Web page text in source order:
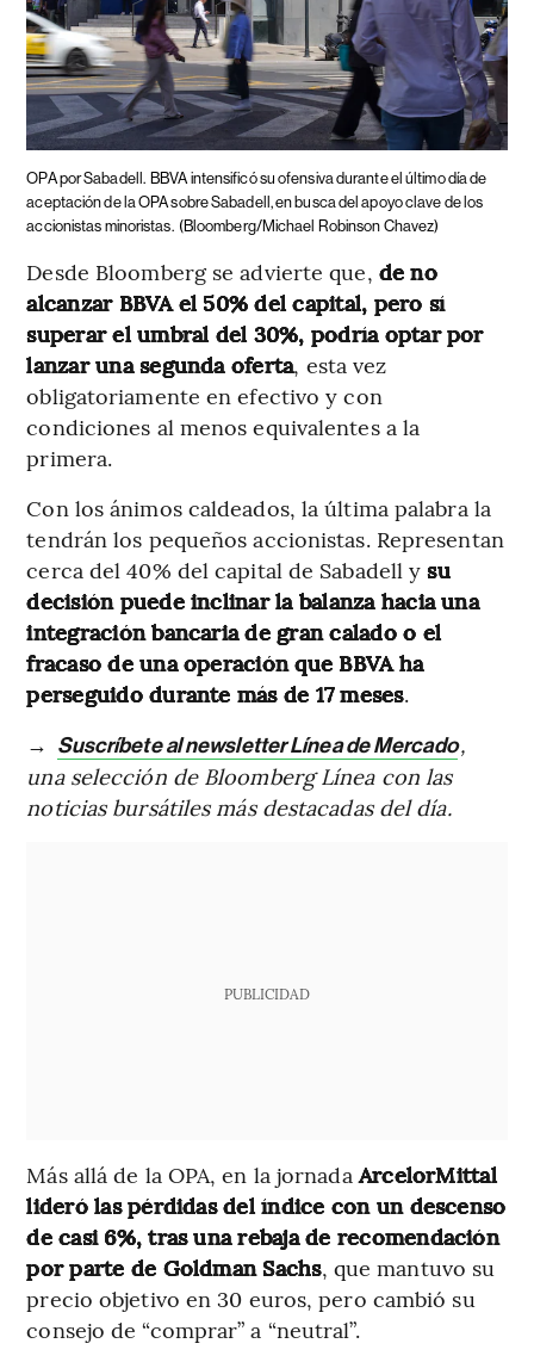
OPA por Sabadell. BBVA intensificó su ofensiva durante el último día de
aceptación de la OPA sobre Sabadell, en busca del apoyo clave de los
accionistas minoristas. (Bloomberg/Michael Robinson Chavez)
Desde Bloomberg se advierte que, de no
alcanzar BBVA el 50% del capital, pero sí
superar el umbral del 30%, podría optar por
lanzar una segunda oferta, esta vez
obligatoriamente en efectivo y con
condiciones al menos equivalentes a la
primera.
Con los ánimos caldeados, la última palabra la
tendrán los pequeños accionistas. Representan
cerca del 40% del capital de Sabadell ysu
decisión puede inclinar la balanza hacia una
integración bancaria de gran calado o el
fracaso de una operación que BBVA ha
perseguido durante más de 17 meses.
→ Suscríbete al newsletter Línea de Mercado,
una selección de Bloomberg Línea con las
noticias bursátiles más destacadas del día.
PUBLICIDAD
Más allá de la OPA, en la jornadaArcelorMittal
lideró las pérdidas del índice con un descenso
de casi 6%, tras una rebaja de recomendación
por parte de Goldman Sachs, que mantuvo su
precio objetivo en 30 euros, pero cambió su
consejo de “comprar” a “neutral”.